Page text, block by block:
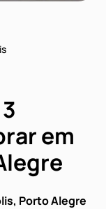
em
Porto Alegre